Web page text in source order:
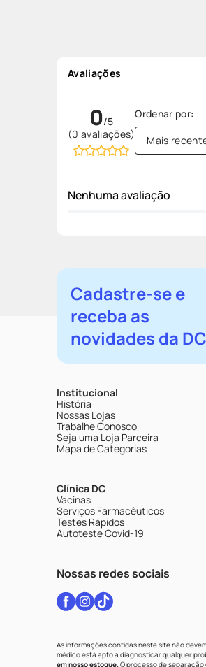
Avaliações
0
(0 avaliações) Mais
Nenhuma avaliação
Cadastre-se e
receba as
novidades da DC
Institucional
História
Nossas Lojas
Trabalhe Conosco
Seja uma Loja Parceira
Mapa de Categorias
Clínica DC
Vacinas
Serviços Farmacêuticos
Testes Rápidos
Autoteste Covid-19
Nossas redes sociais
As informações contidas neste site não
médico está apto a diagnosticar qualquer
em nosso estoque.O processo de